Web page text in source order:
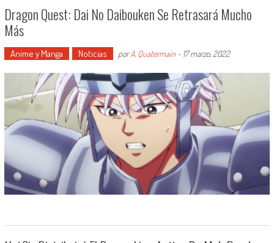
Dragon Quest: Dai No Daibouken Se Retrasará Mucho
Más
Anime y Manga Noticias porA. Quatermain- 17 marzo, 2022